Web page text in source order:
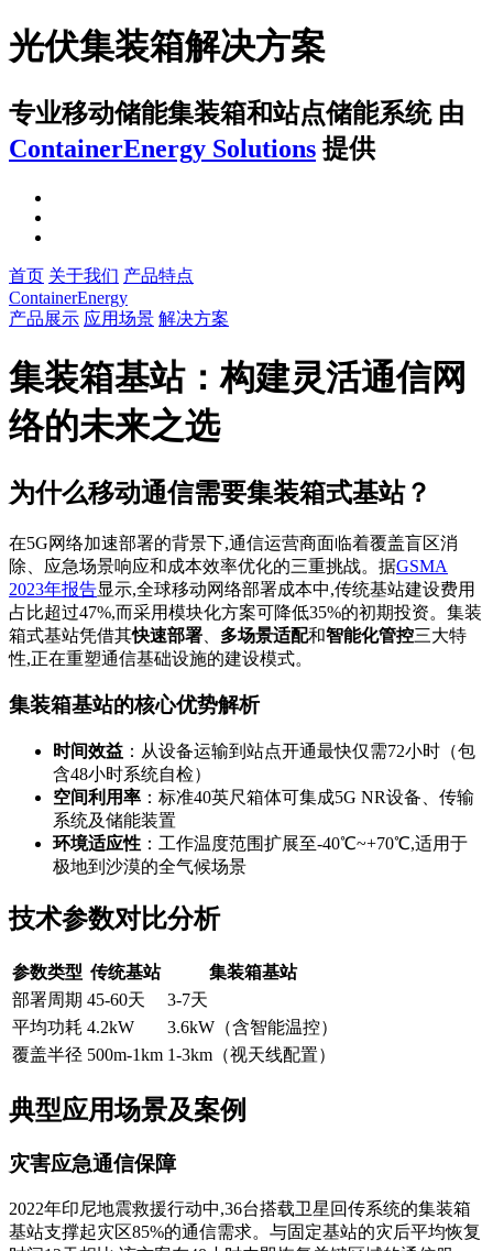
光伏集装箱解决方案
专业移动储能集装箱和站点储能系统 由
ContainerEnergy Solutions 提供
首页 关于我们 产品特点
ContainerEnergy
产品展示 应用场景 解决方案
集装箱基站：构建灵活通信网
络的未来之选
为什么移动通信需要集装箱式基站？
在5G网络加速部署的背景下,通信运营商面临着覆盖盲区消
除、应急场景响应和成本效率优化的三重挑战。据GSMA
2023年报告显示,全球移动网络部署成本中,传统基站建设费用
占比超过47%,而采用模块化方案可降低35%的初期投资。集装
箱式基站凭借其快速部署 多场景适配和智能化管控三大特
性,正在重塑通信基础设施的建设模式。
集装箱基站的核心优势解析
时间效益 ：从设备运输到站点开通最快仅需72小时（包
含48小时系统自检）
空间利用率 ：标准40英尺箱体可集成5G NR设备、传输
系统及储能装置
环境适应性 ：工作温度范围扩展至-40℃~+70℃,适用于
极地到沙漠的全气候场景
技术参数对比分析
参数类型 传统基站
集装箱基站
部署周期 45-60天
3-7天
平均功耗 4.2kW
3.6kW（含智能温控）
覆盖半径 500m-1km 1-3km（视天线配置）
典型应用场景及案例
灾害应急通信保障
2022年印尼地震救援行动中,36台搭载卫星回传系统的集装箱
基站支撑起灾区85%的通信需求。与固定基站的灾后平均恢复